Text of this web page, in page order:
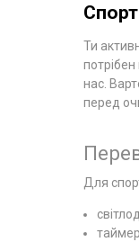
Ти
нас.
перед
Для
таймер